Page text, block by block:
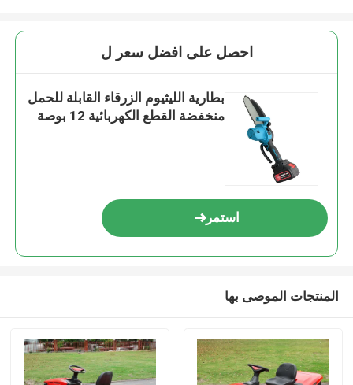
احصل على افضل سعر ل
بطارية الليثيوم الزرقاء القابلة للحمل
منخفضة القطع الكهربائية 12 بوصة
استمر
المنتجات الموصى بها